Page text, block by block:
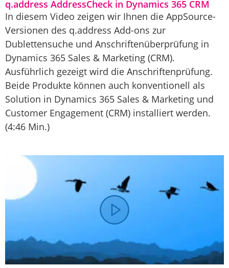
q.address AddressCheck in Dynamics 365 CRM
In diesem Video zeigen wir Ihnen die AppSource-
Versionen des q.address Add-ons zur
Dublettensuche und Anschriftenüberprüfung in
Dynamics 365 Sales & Marketing (CRM).
Ausführlich gezeigt wird die Anschriftenprüfung.
Beide Produkte können auch konventionell als
Solution in Dynamics 365 Sales & Marketing und
Customer Engagement (CRM) installiert werden.
(4:46 Min.)